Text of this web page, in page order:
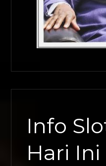
Info
Hari Ini